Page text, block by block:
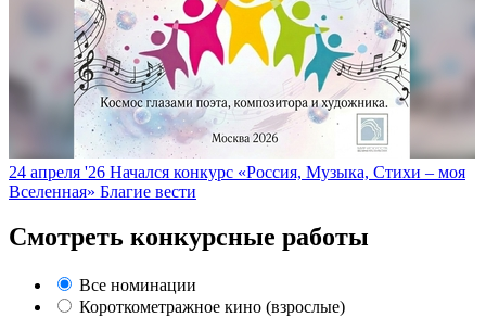
24 апреля '26 Начался конкурс «Россия, Музыка, Стихи – моя
Вселенная» Благие вести
Смотреть конкурсные работы
Все номинации
Короткометражное кино (взрослые)